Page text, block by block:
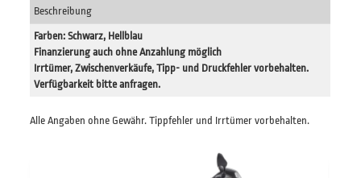
Beschreibung
Farben: Schwarz, Hellblau
Finanzierung auch ohne Anzahlung möglich
Irrtümer, Zwischenverkäufe, Tipp- und Druckfehler vorbehalten.
Verfügbarkeit bitte anfragen.
Alle Angaben ohne Gewähr. Tippfehler und Irrtümer vorbehalten.